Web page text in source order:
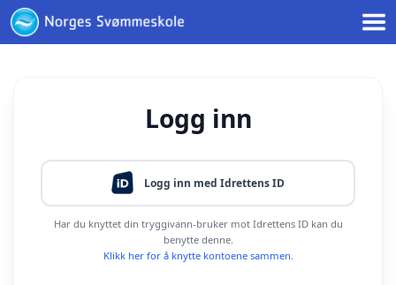
Logg inn
Logg inn med Idrettens ID
Har du knyttet din tryggivann-bruker mot Idrettens ID kan du
benytte denne.
Klikk her for å knytte kontoene sammen.